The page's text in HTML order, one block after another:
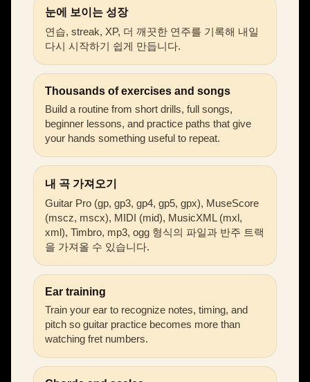
눈에 보이는 성장
연습, streak, XP, 더 깨끗한 연주를 기록해 내일
다시 시작하기 쉽게 만듭니다.
Thousands of exercises and songs
Build a routine from short drills, full songs,
beginner lessons, and practice paths that give
your hands something useful to repeat.
내 곡 가져오기
Guitar Pro (gp, gp3, gp4, gp5, gpx), MuseScore
(mscz, mscx), MIDI (mid), MusicXML (mxl,
xml), Timbro, mp3, ogg 형식의 파일과 반주 트랙
을 가져올 수 있습니다.
Ear training
Train your ear to recognize notes, timing, and
pitch so guitar practice becomes more than
watching fret numbers.